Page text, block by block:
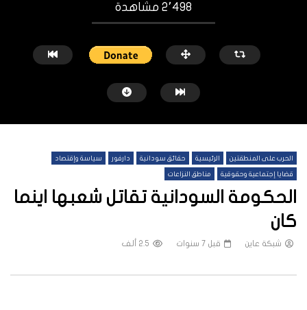
2٬498 مشاهدة
شبكة عاين قبل 7 أشهر
الحرب على المنطقتين الرئيسية حقائق سودانية دارفور سياسة وإقتصاد
قضايا إجتماعية وحقوقية مناطق النزاعات
الحكومة السودانية تقاتل شعبها اينما
كان
شبكة عاين قبل 7 سنوات 2.5 ألف